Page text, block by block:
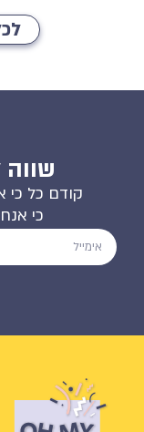
שווה
קודם כל כי
כי